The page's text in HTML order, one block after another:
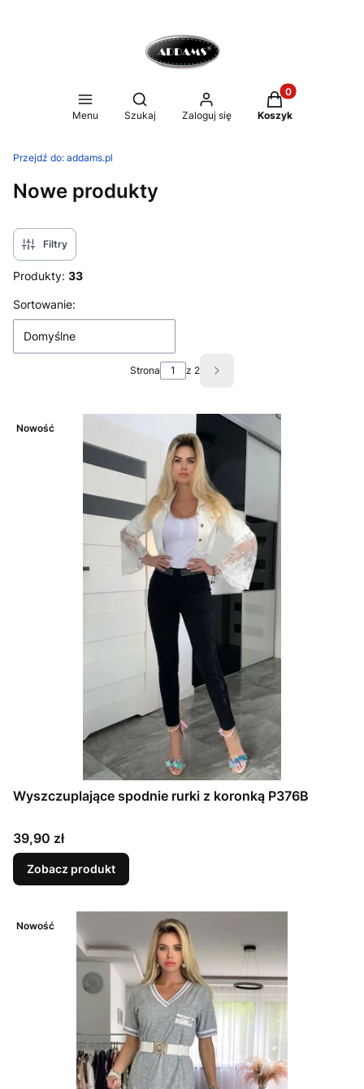
Menu
Otwórz wyszukiwarkę
Szukaj Zaloguj się
Produkty w
Koszyk
Przejdź do: addams.pl
Nowe produkty
Filtry
Produkty: 33
Lista produktów
Sortowanie:
Domyślne
Strona z 2 Następne produkty
Nowość
Wyszczuplające spodnie rurki z koronką P376B
Cena
39,90 zł
Zobacz produkt
Nowość